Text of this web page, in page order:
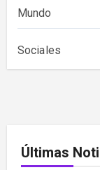
Mundo
Sociales
Últimas